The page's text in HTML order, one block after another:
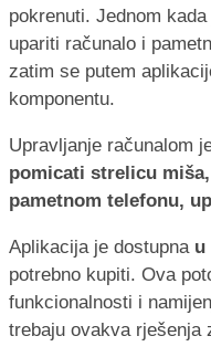
pokrenuti. Jednom
upariti računalo i
zatim se putem
komponentu.
Upravljanje računalom
pomicati strelicu
pametnom telefonu,
Aplikacija je dostupna u
potrebno kupiti. Ova
funkcionalnosti i
trebaju ovakva rješenja